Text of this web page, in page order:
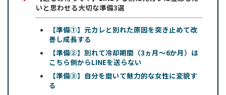
いと思わせる大切な準備3選
【準備①】元カレと別れた原因を突き止めて改
善し成長する
【準備②】別れて冷却期間（3ヵ月～6か月）は
こちら側からLINEを送らない
【準備③】自分を磨いて魅力的な女性に変貌す
る